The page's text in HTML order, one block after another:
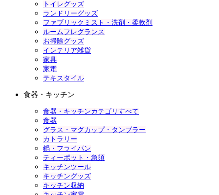
トイレグッズ
ランドリーグッズ
ファブリックミスト・洗剤・柔軟剤
ルームフレグランス
お掃除グッズ
インテリア雑貨
家具
家電
テキスタイル
食器・キッチン
食器・キッチンカテゴリすべて
食器
グラス・マグカップ・タンブラー
カトラリー
鍋・フライパン
ティーポット・急須
キッチンツール
キッチングッズ
キッチン収納